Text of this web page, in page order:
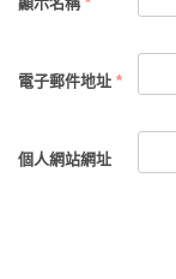
電子郵件地址 *
個人網站網址